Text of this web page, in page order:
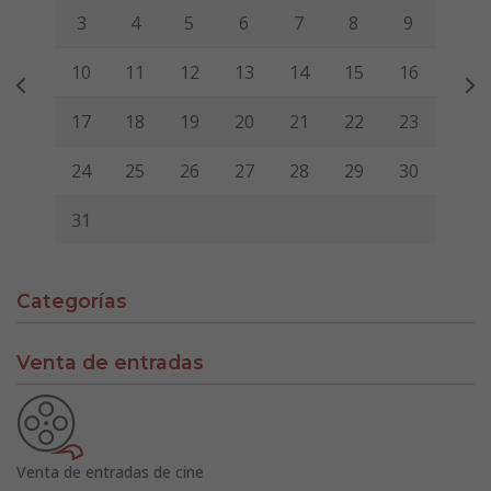
3 4 5 6 7 8 9
10 11 12 13 14 15 16
17 18 19 20 21 22 23
24 25 26 27 28 29 30
31
Categorías
Venta de entradas
Venta de entradas de cine